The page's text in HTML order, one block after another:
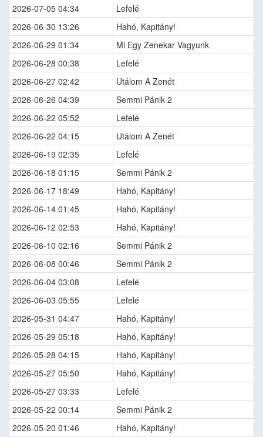
2026-07-05 04:34
Lefelé
2026-06-30 13:26
Hahó, Kapitány!
2026-06-29 01:34
Mi Egy Zenekar Vagyunk
2026-06-28 00:38
Lefelé
2026-06-27 02:42
Utálom A Zenét
2026-06-26 04:39
Semmi Pánik 2
2026-06-22 05:52
Lefelé
2026-06-22 04:15
Utálom A Zenét
2026-06-19 02:35
Lefelé
2026-06-18 01:15
Semmi Pánik 2
2026-06-17 18:49
Hahó, Kapitány!
2026-06-14 01:45
Hahó, Kapitány!
2026-06-12 02:53
Hahó, Kapitány!
2026-06-10 02:16
Semmi Pánik 2
2026-06-08 00:46
Semmi Pánik 2
2026-06-04 03:08
Lefelé
2026-06-03 05:55
Lefelé
2026-05-31 04:47
Hahó, Kapitány!
2026-05-29 05:18
Hahó, Kapitány!
2026-05-28 04:15
Hahó, Kapitány!
2026-05-27 05:50
Hahó, Kapitány!
2026-05-27 03:33
Lefelé
2026-05-22 00:14
Semmi Pánik 2
2026-05-20 01:46
Hahó, Kapitány!